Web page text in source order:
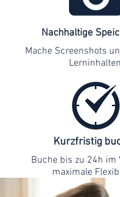
Nachhaltige
Mache Screenshots
Kurzfristig
Buche bis zu 24h im
maximale